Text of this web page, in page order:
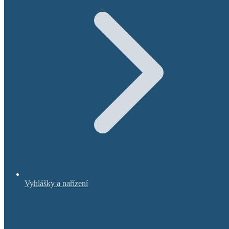
Vyhlášky a nařízení